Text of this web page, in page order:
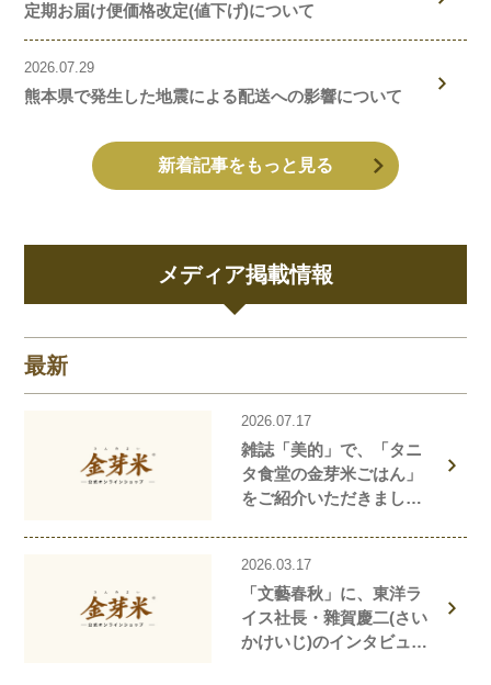
定期お届け便価格改定(値下げ)について
2026.07.29
熊本県で発生した地震による配送への影響について
新着記事をもっと見る
メディア掲載情報
最新
2026.07.17
雑誌「美的」で、「タニ
タ食堂の金芽米ごはん」
をご紹介いただきまし
2026.03.17
「文藝春秋」に、東洋ラ
イス社長・雜賀慶二(さい
かけいじ)のインタビュー